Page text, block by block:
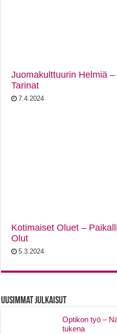
Juomakulttuurin Helmiä
Tarinat
7.4.2024
Kotimaiset Oluet –
Olut
5.3.2024
Uusimmat Julkaisut
Optikon työ –
tukena